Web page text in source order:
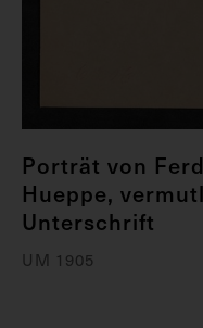
Porträt von
Hueppe,
Unterschrift
UM 1905